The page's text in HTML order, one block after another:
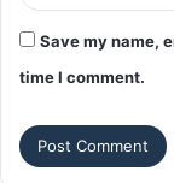
Save my name,
time I comment.